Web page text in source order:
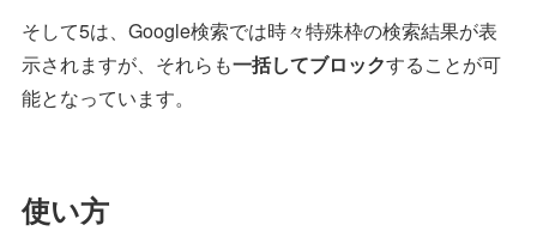
そして5は、Google検索では時々特殊枠の検索結果が表
示されますが、それらも一括してブロックすることが可
能となっています。
使い方